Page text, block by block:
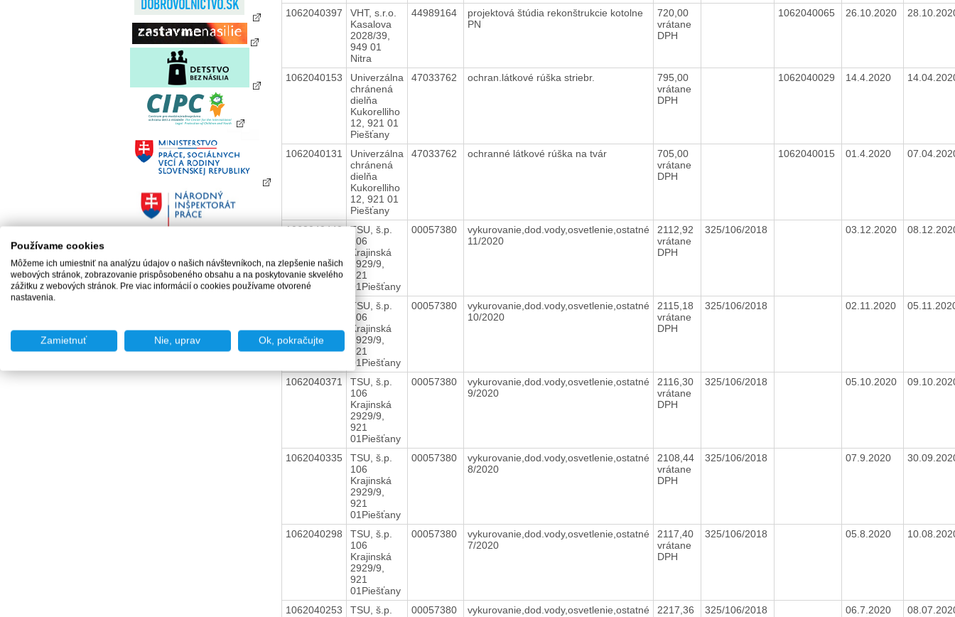
1062040397
VHT, s.r.o.
Kasalova
2028/39,
949 01
Nitra
44989164
projektová štúdia rekonštrukcie kotolne
PN
720,00
vrátane
DPH
1062040065 26.10.2020
1062040153
Univerzálna
chránená
dielňa
Kukorelliho
12, 921 01
Piešťany
47033762 ochran.látkové rúška striebr.
795,00
vrátane
DPH
1062040029 14.4.2020
1062040131
Univerzálna
chránená
dielňa
Kukorelliho
12, 921 01
Piešťany
47033762 ochranné látkové rúška na tvár
705,00
vrátane
DPH
1062040015 01.4.2020
1062040440
TSU, š.p.
106
Krajinská
2929/9,
921
01Piešťany
00057380
vykurovanie,dod.vody,osvetlenie,ostatné
11/2020
2112,92
vrátane
DPH
325/106/2018 03.12.2020
TSU, š.p.
106
Krajinská
2929/9,
921
01Piešťany
00057380
vykurovanie,dod.vody,osvetlenie,ostatné
10/2020
2115,18
vrátane
DPH
325/106/2018 02.11.2020
1062040371
TSU, š.p.
106
Krajinská
2929/9,
921
01Piešťany
00057380
vykurovanie,dod.vody,osvetlenie,ostatné
9/2020
2116,30
vrátane
DPH
325/106/2018 05.10.2020
1062040335
TSU, š.p.
106
Krajinská
2929/9,
921
01Piešťany
00057380
vykurovanie,dod.vody,osvetlenie,ostatné
8/2020
2108,44
vrátane
DPH
325/106/2018 07.9.2020
1062040298
TSU, š.p.
106
Krajinská
2929/9,
921
01Piešťany
00057380
vykurovanie,dod.vody,osvetlenie,ostatné
7/2020
2117,40
vrátane
DPH
325/106/2018 05.8.2020
1062040253
TSU, š.p.
00057380
vykurovanie,dod.vody,osvetlenie,ostatné
2217,36
325/106/2018 06.7.2020
Používame cookies
Môžeme ich umiestniť na analýzu údajov o našich návštevníkoch, na zlepšenie našich
webových stránok, zobrazovanie prispôsobeného obsahu a na poskytovanie skvelého
zážitku z webových stránok. Pre viac informácií o cookies používame otvorené
nastavenia.
Zamietnuť Nie, uprav Ok, pokračujte